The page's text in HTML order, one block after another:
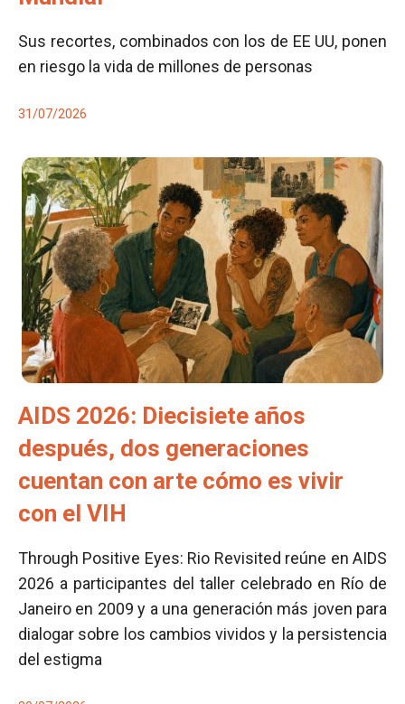
Sus recortes, combinados con los de EE UU, ponen
en riesgo la vida de millones de personas
31/07/2026
AIDS 2026: Diecisiete años
después, dos generaciones
cuentan con arte cómo es vivir
con el VIH
Through Positive Eyes: Rio Revisited reúne en AIDS
2026 a participantes del taller celebrado en Río de
Janeiro en 2009 y a una generación más joven para
dialogar sobre los cambios vividos y la persistencia
del estigma